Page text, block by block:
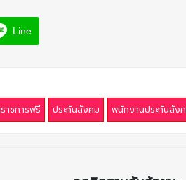
Line
าชการฟรี ประกันสังคม พนักงานประกันสัง